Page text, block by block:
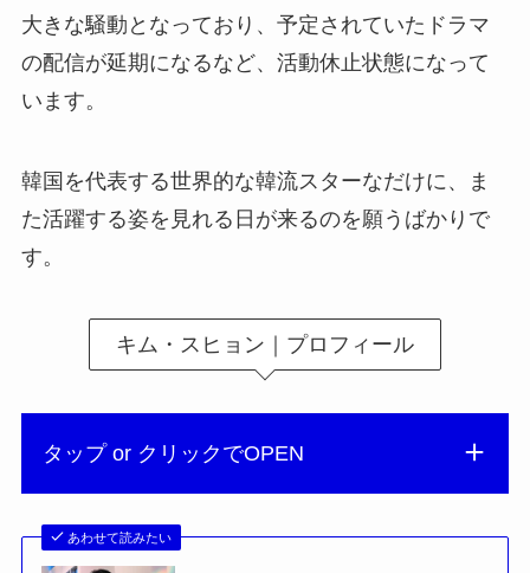
大きな騒動となっており、予定されていたドラマ
の配信が延期になるなど、活動休止状態になって
います。
韓国を代表する世界的な韓流スターなだけに、ま
た活躍する姿を見れる日が来るのを願うばかりで
す。
キム・スヒョン｜プロフィール
タップ or クリックでOPEN
あわせて読みたい